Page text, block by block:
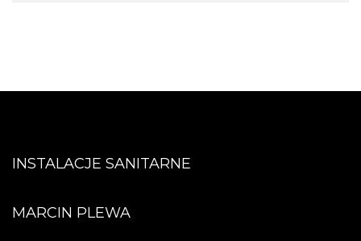
INSTALACJE SANITARNE
MARCIN PLEWA